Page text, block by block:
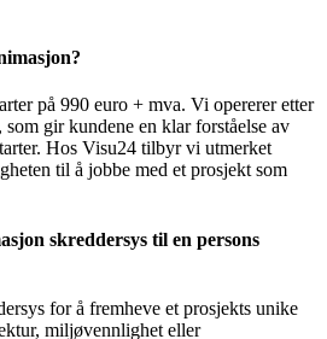
på 990 euro + mva. Vi opererer etter
gir kundene en klar forståelse av
Hos Visu24 tilbyr vi utmerket
til å jobbe med et prosjekt som
skreddersys til en persons
for å fremheve et prosjekts unike
miljøvennlighet eller